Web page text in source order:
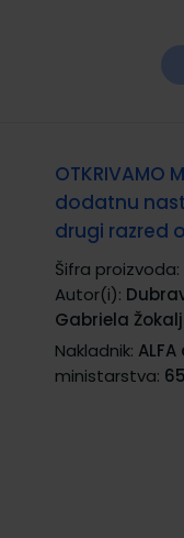
OTKRIVAMO
dodatnu
drugi razred
Šifra proizvoda:
Autor(i):
Gabriela
Nakladnik:
ministarstva: